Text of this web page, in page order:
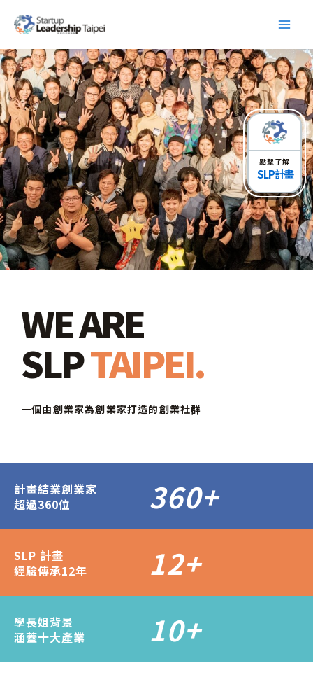
要
內
容
WE ARE
SLPTAIPEI.
一個由創業家為創業家打造的創業社群
計畫結業創業家
超過360位
360+
SLP 計畫
經驗傳承12年
12+
學長姐背景
涵蓋十大產業
10+
點擊了解
S L P 計畫